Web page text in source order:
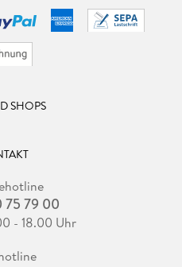
SHOPS
79 00
- 18.00 Uhr